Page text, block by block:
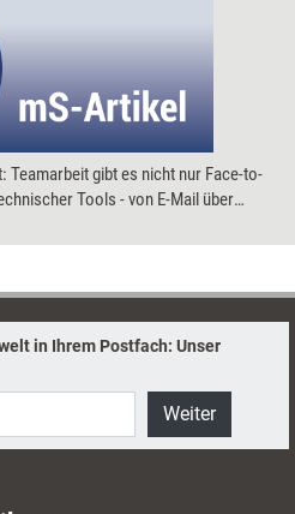
Teamarbeit gibt es nicht nur Face-to-
Tools - von E-Mail über
Technik stellt dabei das kleinste
in Ihrem Postfach: Unser
Weiter